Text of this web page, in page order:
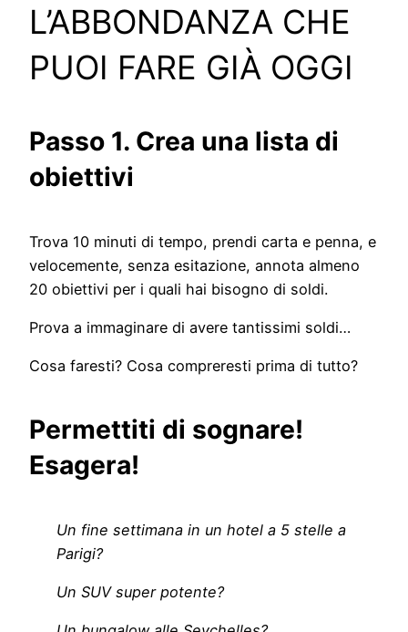
L’ABBONDANZA CHE
PUOI FARE GIÀ OGGI
Passo 1. Crea una lista di
obiettivi
Trova 10 minuti di tempo, prendi carta e penna, e
velocemente, senza esitazione, annota almeno
20 obiettivi per i quali hai bisogno di soldi.
Prova a immaginare di avere tantissimi soldi…
Cosa faresti? Cosa compreresti prima di tutto?
Permettiti di sognare!
Esagera!
Un fine settimana in un hotel a 5 stelle a
Parigi?
Un SUV super potente?